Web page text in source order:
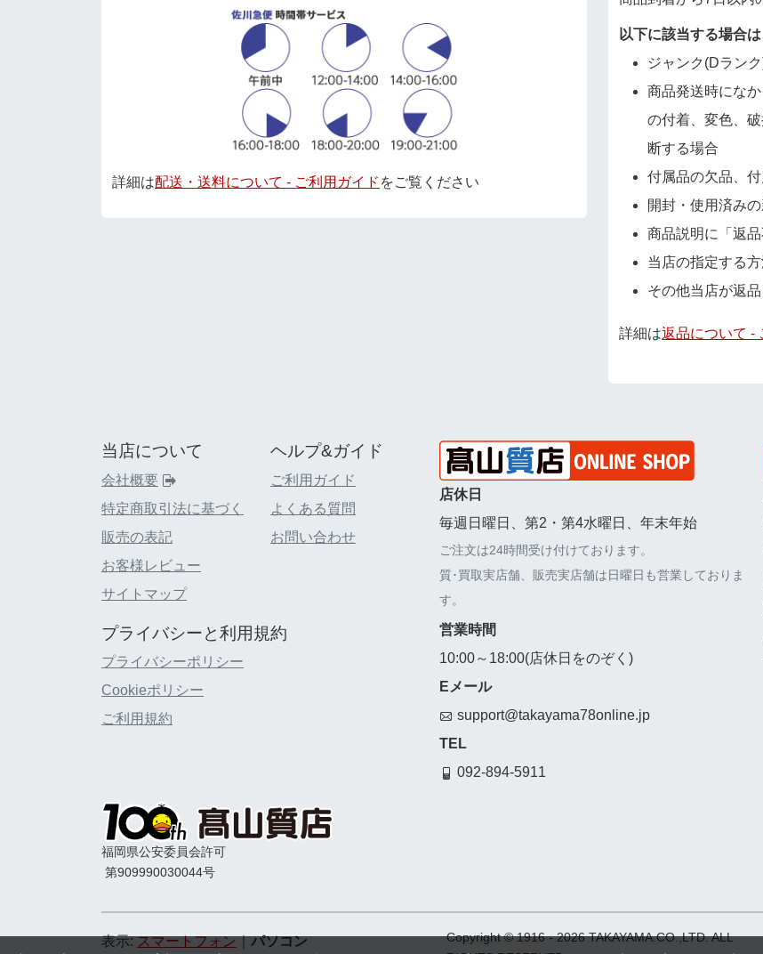
詳細は配送・送料について - ご利用ガイド をご覧ください
以下に該当する場合
ジャンク(Dラン
商品発送時にな
の付着、変色、
断する場合
付属品の欠品、
開封・使用済み
商品説明に「返
当店の指定する
その他当店が返
詳細は返品について -
当店について
会社概要
特定商取引法に基づく
販売の表記
お客様レビュー
サイトマップ
ヘルプ&ガイド
ご利用ガイド
よくある質問
お問い合わせ
プライバシーと利用規約
プライバシーポリシー
Cookieポリシー
ご利用規約
店休日
毎週日曜日、第2・第4水曜日、年末年始
ご注文は24時間受け付けております。
質･買取実店舗、販売実店舗は日曜日も営業しておりま
す。
営業時間
10:00～18:00(店休日をのぞく)
Eメール
support@takayama78online.jp
TEL
092-894-5911
福岡県公安委員会許可
第909990030044号
Copyright © 1916- 2026 TAKAYAMA.CO.,LTD. ALL
表示:スマートフォン｜パソコン